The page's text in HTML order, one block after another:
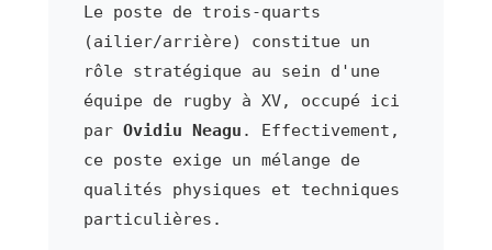
Le poste de trois-quarts
(ailier/arrière) constitue un
rôle stratégique au sein d'une
équipe de rugby à XV, occupé ici
par Ovidiu Neagu . Effectivement,
ce poste exige un mélange de
qualités physiques et techniques
particulières.